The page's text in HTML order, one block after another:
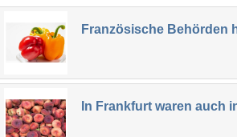
Französische Behörden
In Frankfurt waren auch